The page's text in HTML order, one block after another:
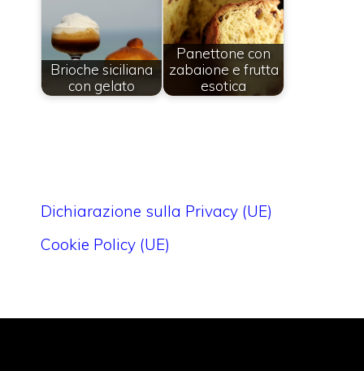
Brioche siciliana
con gelato
Panettone con
zabaione e frutta
esotica
Dichiarazione sulla Privacy (UE)
Cookie Policy (UE)